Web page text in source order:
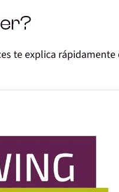
te explica